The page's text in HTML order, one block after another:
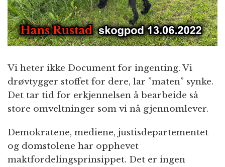
Vi heter ikke Document for ingenting. Vi
drøvtygger stoffet for dere, lar ”maten” synke.
Det tar tid for erkjennelsen å bearbeide så
store omveltninger som vi nå gjennomlever.
Demokratene, mediene, justisdepartementet
og domstolene har opphevet
maktfordelingsprinsippet. Det er ingen